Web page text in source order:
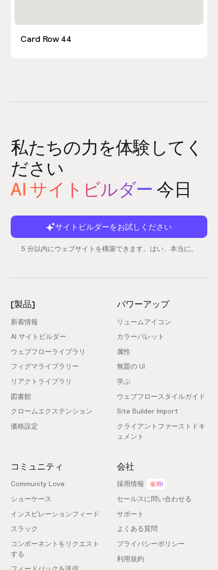
Card Row 44
私たちの力を体験してく
ださい
AI サイトビルダー 今日
サイトビルダーをお試しください
5 分以内にウェブサイトを構築できます。はい、本当に。
[製品]
新着情報
AI サイトビルダー
ウェブフローライブラリ
フィグマライブラリー
リアクトライブラリ
図書館
クロームエクステンション
価格設定
パワーアップ
リュームアイコン
カラーパレット
属性
無題の UI
学ぶ
ウェブフロースタイルガイド
Site Builder Import
クライアントファーストドキ
ュメント
コミュニティ
Community Love
ショーケース
インスピレーションフィード
スラック
コンポーネントをリクエスト
する
会社
採用情報 雇用!
セールスに問い合わせる
サポート
よくある質問
プライバシーポリシー
利用規約